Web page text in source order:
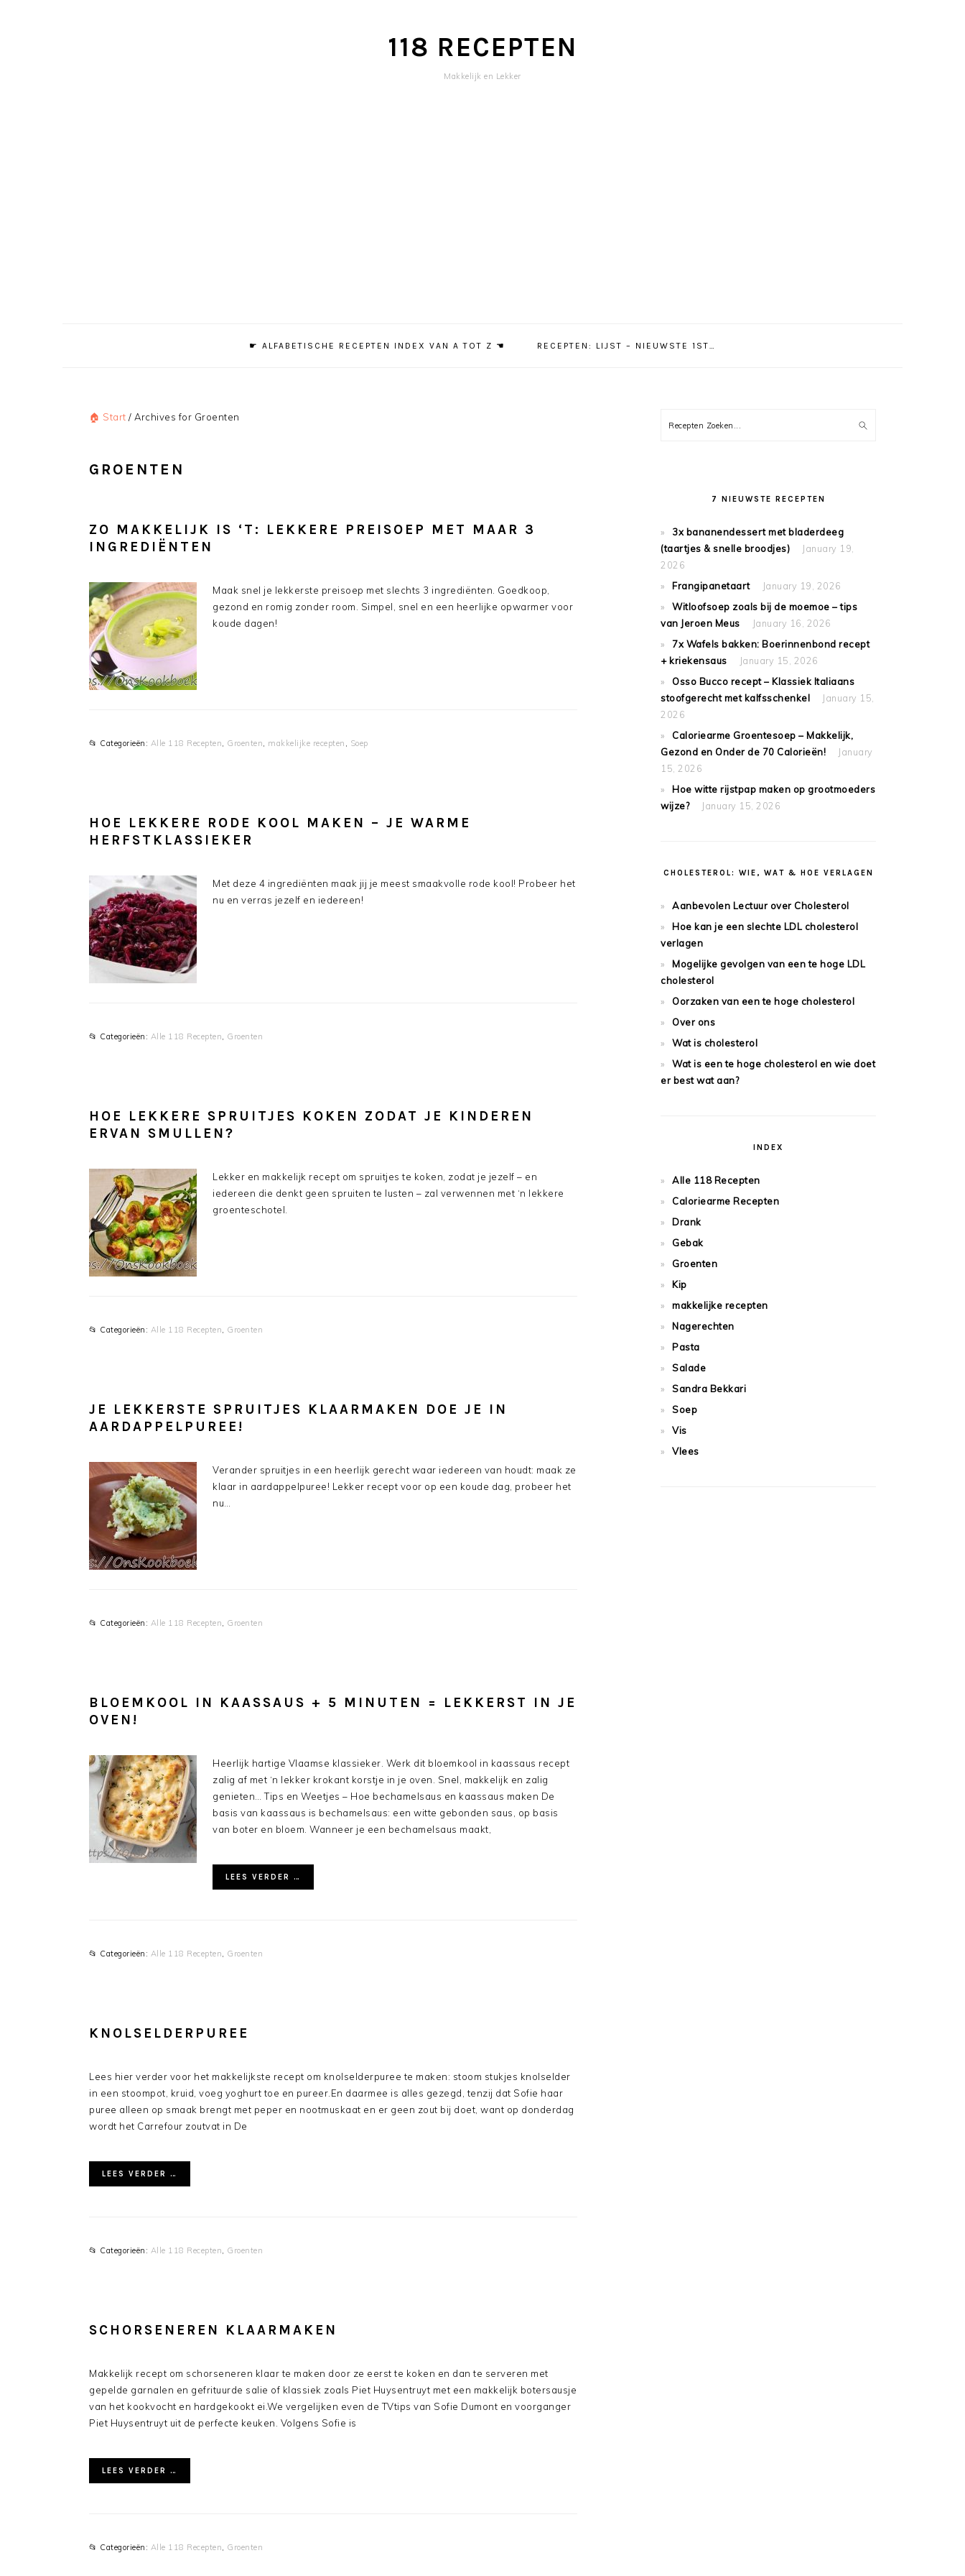
118 RECEPTEN
Makkelijk en Lekker
☛ ALFABETISCHE RECEPTEN INDEX VAN A TOT Z ☚ RECEPTEN: LIJST – NIEUWSTE 1ST…
🏠 Start / Archives for Groenten
GROENTEN
ZO MAKKELIJK IS ‘T: LEKKERE PREISOEP MET MAAR 3
INGREDIËNTEN
Maak snel je lekkerste preisoep met slechts 3 ingrediënten. Goedkoop,
gezond en romig zonder room. Simpel, snel en een heerlijke opwarmer voor
koude dagen!
📂 Categorieën: Alle 118 Recepten, Groenten, makkelijke recepten , Soep
HOE LEKKERE RODE KOOL MAKEN – JE WARME
HERFSTKLASSIEKER
Met deze 4 ingrediënten maak jij je meest smaakvolle rode kool! Probeer het
nu en verras jezelf en iedereen!
📂 Categorieën: Alle 118 Recepten, Groenten
HOE LEKKERE SPRUITJES KOKEN ZODAT JE KINDEREN
ERVAN SMULLEN?
Lekker en makkelijk recept om spruitjes te koken, zodat je jezelf – en
iedereen die denkt geen spruiten te lusten – zal verwennen met ‘n lekkere
groenteschotel.
📂 Categorieën: Alle 118 Recepten, Groenten
JE LEKKERSTE SPRUITJES KLAARMAKEN DOE JE IN
AARDAPPELPUREE!
Verander spruitjes in een heerlijk gerecht waar iedereen van houdt: maak ze
klaar in aardappelpuree! Lekker recept voor op een koude dag, probeer het
nu…
📂 Categorieën: Alle 118 Recepten, Groenten
BLOEMKOOL IN KAASSAUS + 5 MINUTEN = LEKKERST IN JE
OVEN!
Heerlijk hartige Vlaamse klassieker. Werk dit bloemkool in kaassaus recept
zalig af met ‘n lekker krokant korstje in je oven. Snel, makkelijk en zalig
genieten… Tips en Weetjes – Hoe bechamelsaus en kaassaus maken De
basis van kaassaus is bechamelsaus: een witte gebonden saus, op basis
van boter en bloem. Wanneer je een bechamelsaus maakt,
LEES VERDER …
📂 Categorieën: Alle 118 Recepten, Groenten
KNOLSELDERPUREE
Lees hier verder voor het makkelijkste recept om knolselderpuree te maken: stoom stukjes knolselder
in een stoompot, kruid, voeg yoghurt toe en pureer.En daarmee is alles gezegd, tenzij dat Sofie haar
puree alleen op smaak brengt met peper en nootmuskaat en er geen zout bij doet, want op donderdag
wordt het Carrefour zoutvat in De
LEES VERDER …
📂 Categorieën: Alle 118 Recepten, Groenten
SCHORSENEREN KLAARMAKEN
Makkelijk recept om schorseneren klaar te maken door ze eerst te koken en dan te serveren met
gepelde garnalen en gefrituurde salie of klassiek zoals Piet Huysentruyt met een makkelijk botersausje
van het kookvocht en hardgekookt ei.We vergelijken even de TVtips van Sofie Dumont en voorganger
Piet Huysentruyt uit de perfecte keuken. Volgens Sofie is
LEES VERDER …
📂 Categorieën: Alle 118 Recepten, Groenten
SIDEBAR
Recepten
7 NIEUWSTE RECEPTEN
3x bananendessert met bladerdeeg
(taartjes & snelle broodjes)
January 19,
2026
Frangipanetaart
January 19, 2026
Witloofsoep zoals bij de moemoe – tips
van Jeroen Meus
January 16, 2026
7x Wafels bakken: Boerinnenbond recept
+ kriekensaus
January 15, 2026
Osso Bucco recept – Klassiek Italiaans
stoofgerecht met kalfsschenkel
January 15,
2026
Caloriearme Groentesoep – Makkelijk,
Gezond en Onder de 70 Calorieën!
January
15, 2026
Hoe witte rijstpap maken op grootmoeders
wijze?
January 15, 2026
CHOLESTEROL: WIE, WAT & HOE VERLAGEN
Aanbevolen Lectuur over Cholesterol
Hoe kan je een slechte LDL cholesterol
verlagen
Mogelijke gevolgen van een te hoge LDL
cholesterol
Oorzaken van een te hoge cholesterol
Over ons
Wat is cholesterol
Wat is een te hoge cholesterol en wie doet
er best wat aan?
INDEX
Alle 118 Recepten
Caloriearme Recepten
Drank
Gebak
Groenten
Kip
makkelijke recepten
Nagerechten
Pasta
Salade
Sandra Bekkari
Soep
Vis
Vlees